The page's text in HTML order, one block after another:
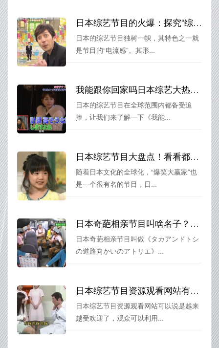
日本综艺节目的火爆：探究“综艺节目叫什么电流”现象
日本的综艺节目独树一帜，其特色之一就
是节目的“电流感”。其形...
我能跟你回家吗日本综艺大热，背后原因是什么？
日本的综艺节目在全球范围内都备受追
捧，让我们来了解一下《我能...
日本综艺节目大盘点！看看都有哪些经典节目名字？
随着日本文化的全球化，“爆笑大赢家”也
是一个很有名的节目，日...
日本奇葩相亲节目叫啥名子？来一发优酷、爱奇艺搜索结果
日本奇葩相亲节目叫做《タカアンドトシ
の道路向かいのアトリエ》...
日本综艺节目资源观看网站有哪些强大的功能？了解一下
日本综艺节目资源观看网站可以说是越来
越受欢迎了，观众可以利用...